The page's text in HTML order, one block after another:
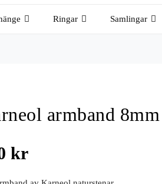
Ringar Samlingar
armband 8mm
kr